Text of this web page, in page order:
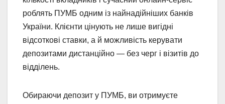
роблять ПУМБ одним із найнадійніших банків
України. Клієнти цінують не лише вигідні
відсоткові ставки, а й можливість керувати
депозитами дистанційно — без черг і візитів до
відділень.
Обираючи депозит у ПУМБ, ви отримуєте